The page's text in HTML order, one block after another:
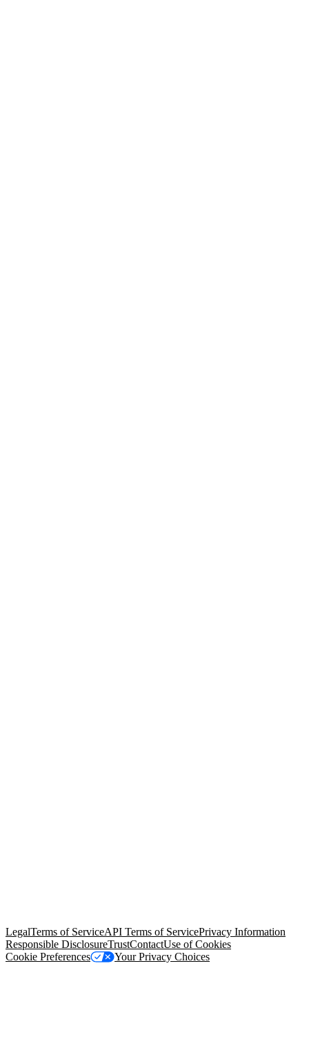
LegalTerms of ServiceAPI Terms of ServicePrivacy Information
Responsible DisclosureTrustContactUse of Cookies
Cookie Preferences
Your Privacy Choices